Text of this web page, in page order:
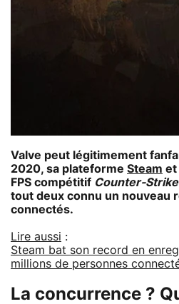
Valve peut légitimement
2020, sa plateforme Steam et
FPS compétitif Counter-
tout deux connu un nouveau
connectés.
Lire aussi :
Steam bat son record en
millions de personnes
La concurrence ?